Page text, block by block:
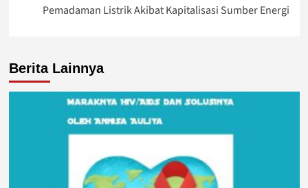
Pemadaman Listrik Akibat Kapitalisasi Sumber Energi
Berita Lainnya